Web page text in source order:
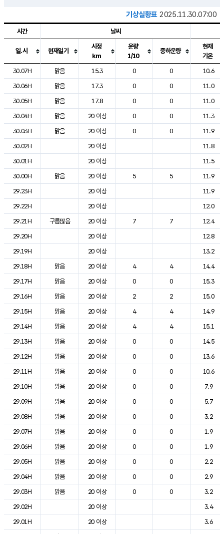
기상실황표 2025.11.30.07:00
도시별 기상실황표로 지점, 날씨, 기온, 강수, 바람, 기압등을 안내한 표입
시간 날씨
일.시 현재일기
시정
km
운량
1/10
중하운량
현재
기온
30.07H
맑음 15.3 0 0
10.6
30.06H
맑음 17.3 0 0
11.0
30.05H
맑음 17.8 0 0
11.0
30.04H
맑음 20 이상 0 0
11.3
30.03H
맑음 20 이상 0 0
11.9
30.02H
20 이상
11.8
30.01H
20 이상
11.5
30.00H
맑음 20 이상 5 5
11.9
29.23H
20 이상
11.9
29.22H
20 이상
12.0
29.21H
구름많음 20 이상 7 7
12.4
29.20H
20 이상
12.8
29.19H
20 이상
13.2
29.18H
맑음 20 이상 4 4
14.4
29.17H
맑음 20 이상 0 0
15.3
29.16H
맑음 20 이상 2 2
15.0
29.15H
맑음 20 이상 4 4
14.9
29.14H
맑음 20 이상 4 4
15.1
29.13H
맑음 20 이상 0 0
14.5
29.12H
맑음 20 이상 0 0
13.6
29.11H
맑음 20 이상 0 0
10.6
29.10H
맑음 20 이상 0 0
7.9
29.09H
맑음 20 이상 0 0
5.7
29.08H
맑음 20 이상 0 0
3.2
29.07H
맑음 20 이상 0 0
1.9
29.06H
맑음 20 이상 0 0
1.9
29.05H
맑음 20 이상 0 0
2.2
29.04H
맑음 20 이상 0 0
2.9
29.03H
맑음 20 이상 0 0
3.2
29.02H
20 이상
3.4
29.01H
20 이상
3.6